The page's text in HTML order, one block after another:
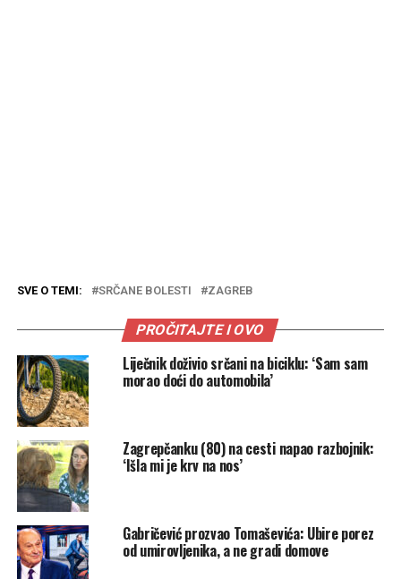
SVE O TEMI: SRČANE BOLESTI ZAGREB
PROČITAJTE I OVO
Liječnik doživio srčani na biciklu: ‘Sam sam
morao doći do automobila’
Zagrepčanku (80) na cesti napao razbojnik:
‘Išla mi je krv na nos’
Gabričević prozvao Tomaševića: Ubire porez
od umirovljenika, a ne gradi domove